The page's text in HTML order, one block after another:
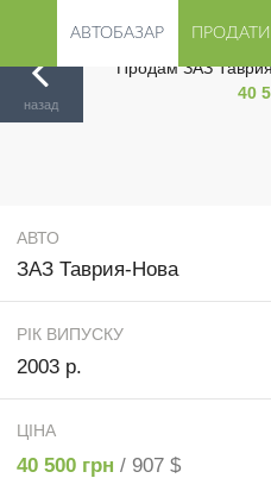
АВТОБАЗАР
назад
Продам ЗАЗ
40
АВТО
ЗАЗ Таврия-Нова
РІК ВИПУСКУ
2003 р.
ЦІНА
40 500 грн / 907 $